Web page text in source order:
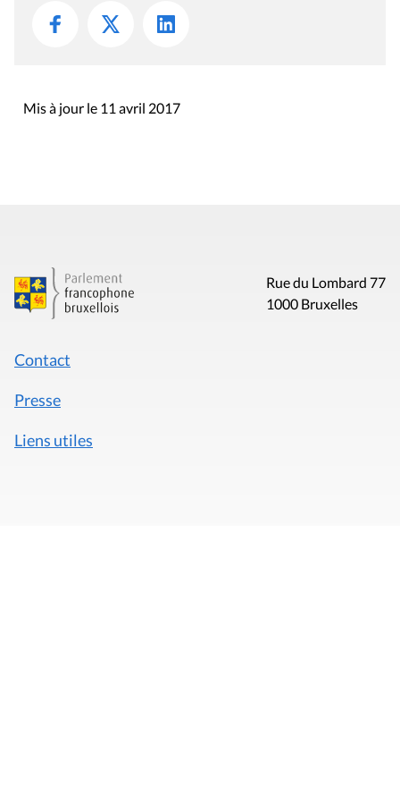
Mis à jour le 11 avril 2017
Rue du Lombard 77
1000 Bruxelles
Contact
Presse
Liens utiles